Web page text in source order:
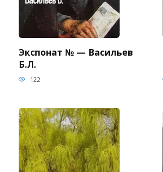
Экспонат № — Васильев
Б.Л.
122